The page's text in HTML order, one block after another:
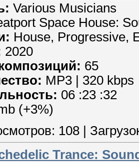
Various Musicians
Space House:
House, Progressive,
2020
65
MP3 | 320 kbps
06 :23 :32
(+3%)
108
Trance: